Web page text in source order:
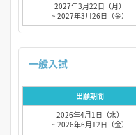
2027年3月22日（月）
~ 2027年3月26日（金）
出願期間
2026年4月1日（水）
~ 2026年6月12日（金）